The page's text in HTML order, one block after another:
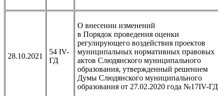
28.10.2021
54 IV-
ГД
О внесении изменений
в Порядок проведения оценки
регулирующего воздействия проектов
муниципальных нормативных правовых
актов Слюдянского муниципального
образования, утвержденный решением
Думы Слюдянского муниципального
образования от 27.02.2020 года №17IV-ГД